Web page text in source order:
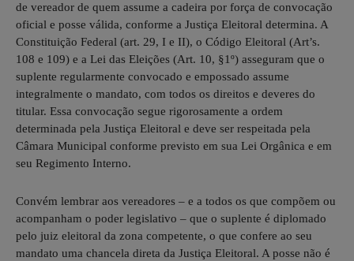
de vereador de quem assume a cadeira por força de convocação
oficial e posse válida, conforme a Justiça Eleitoral determina. A
Constituição Federal (art. 29, I e II), o Código Eleitoral (Art’s.
108 e 109) e a Lei das Eleições (Art. 10, §1º) asseguram que o
suplente regularmente convocado e empossado assume
integralmente o mandato, com todos os direitos e deveres do
titular. Essa convocação segue rigorosamente a ordem
determinada pela Justiça Eleitoral e deve ser respeitada pela
Câmara Municipal conforme previsto em sua Lei Orgânica e em
seu Regimento Interno.
Convém lembrar aos vereadores – e a todos os que compõem ou
acompanham o poder legislativo – que o suplente é diplomado
pelo juiz eleitoral da zona competente, o que confere ao seu
mandato uma chancela direta da Justiça Eleitoral. A posse não é